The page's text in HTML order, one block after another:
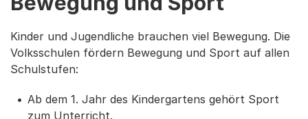
Kinder und Jugendliche brauchen viel Bewegung. Die
Volksschulen fördern Bewegung und Sport auf allen
Schulstufen:
Ab dem 1. Jahr des Kindergartens gehört Sport
zum Unterricht.